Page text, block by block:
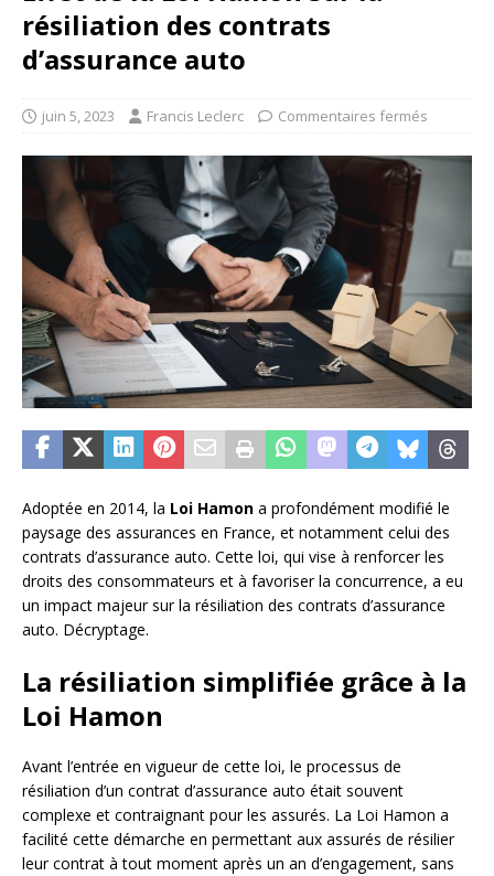
résiliation des contrats
d’assurance auto
juin 5, 2023 Francis Leclerc Commentaires fermés
Adoptée en 2014, la Loi Hamon a profondément modifié le
paysage des assurances en France, et notamment celui des
contrats d’assurance auto. Cette loi, qui vise à renforcer les
droits des consommateurs et à favoriser la concurrence, a eu
un impact majeur sur la résiliation des contrats d’assurance
auto. Décryptage.
La résiliation simplifiée grâce à la
Loi Hamon
Avant l’entrée en vigueur de cette loi, le processus de
résiliation d’un contrat d’assurance auto était souvent
complexe et contraignant pour les assurés. La Loi Hamon a
facilité cette démarche en permettant aux assurés de résilier
leur contrat à tout moment après un an d’engagement, sans